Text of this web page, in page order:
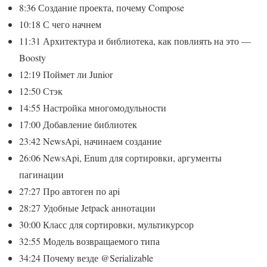
8:36 Создание проекта, почему Compose
10:18 С чего начнем
11:31 Архитектура и библиотека, как повлиять на это —
Boosty
12:19 Поймет ли Junior
12:50 Стэк
14:55 Настройка многомодульности
17:00 Добавление библиотек
23:42 NewsApi, начинаем создание
26:06 NewsApi, Enum для сортировки, аргументы
пагинации
27:27 Про автоген по api
28:27 Удобные Jetpack аннотации
30:00 Класс для сортировки, мультикурсор
32:55 Модель возвращаемого типа
34:24 Почему везде @Serializable